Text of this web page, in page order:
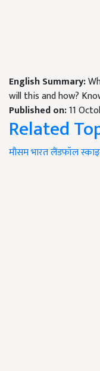
English Summary:
will this and how?
Published on:11
Related
मौसमभारतलैंडफॉल